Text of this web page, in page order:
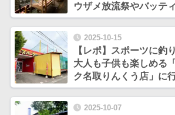
ウザメ放流祭やバッテ
ペーンを開催【PR】
2025-10-15
【レポ】スポーツに釣
大人も子供も楽しめる
ク名取りんくう店」に
【PR】
2025-10-07